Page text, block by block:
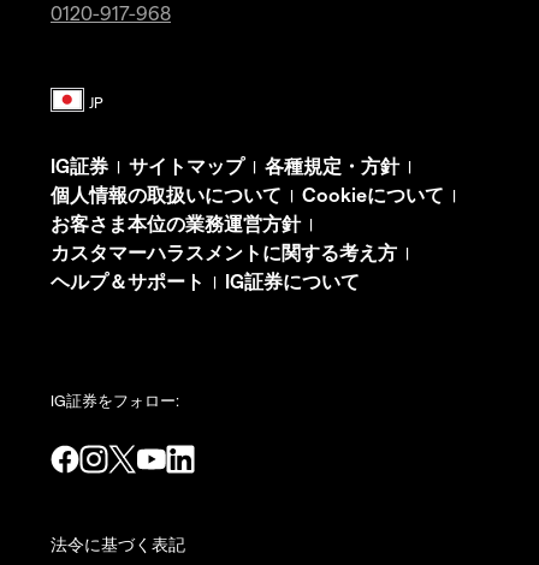
0120-917-968
IG証券 | サイトマップ| 各種規定・方針|
個人情報の取扱いについて | Cookieについて |
お客さま本位の業務運営方針|
カスタマーハラスメントに関する考え方 |
ヘルプ＆サポート | IG証券について
IG証券をフォロー:
法令に基づく表記